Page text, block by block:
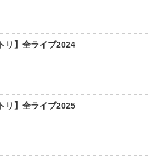
リ】全ライブ2024
リ】全ライブ2025